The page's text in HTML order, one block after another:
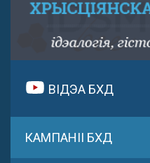
ВІДЭА БХД
КАМПАНІІ БХД